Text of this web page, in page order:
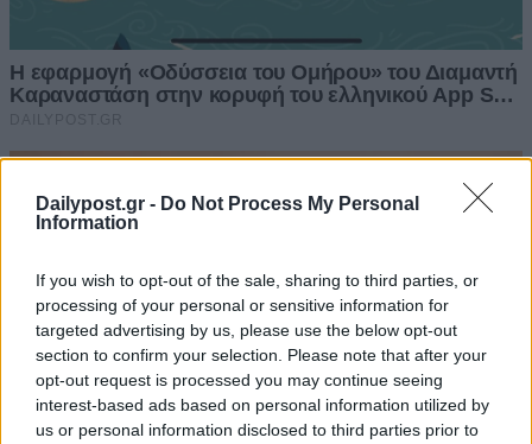
Dailypost.gr - Do Not Process My Personal
Information
If you wish to opt-out of the sale, sharing to third parties, or
processing of your personal or sensitive information for
targeted advertising by us, please use the below opt-out
section to confirm your selection. Please note that after your
opt-out request is processed you may continue seeing
interest-based ads based on personal information utilized by
us or personal information disclosed to third parties prior to